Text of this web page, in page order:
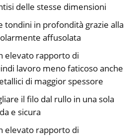
delle stesse dimensioni
tondini in profondità grazie alla
affusolata
elevato rapporto di
lavoro meno faticoso anche
di maggior spessore
il filo dal rullo in una sola
e sicura
elevato rapporto di